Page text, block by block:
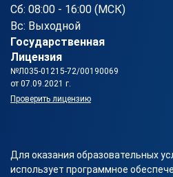
Сб: 08:00 - 16:00 (МСК)
Вс: Выходной
Государственная
Лицензия
№Л035-01215-72/00190069
от 07.09.2021 г.
Проверить лицензию
Для оказания образовательных
использует программное